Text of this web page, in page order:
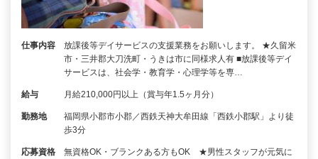
仕事内容
放課後等デイサービスの支援業務をお願いします。 ★久留米
市・三井郡大刀洗町・うきは市に同様求人有 ■放課後等デイ
サービスは、社会学・教育学・心理学等を専…
給与 月給210,000円以上（賞与年1.5ヶ月分）
勤務地
福岡県小郡市小郡／西鉄天神大牟田線「西鉄小郡駅」より徒
歩3分
応募資格
無資格OK・ブランクある方もOK ★男性スタッフが元気に